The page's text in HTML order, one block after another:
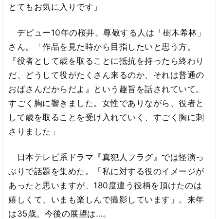
とてもお気に入りです」
デビュー10年の桜井。尊敬する人は「樹木希林」
さん。「作品を見た時から目指したいと思う方。
『役者として歳を取ることに抵抗を持ったら終わり
だ、どうして役がたくさん来るのか、それは普通の
おばさんだからだよ』という趣旨を話されていて。
すごく胸に響きました。女性でありながら、役者と
して歳を取ることを受け入れていく、すごく胸に刺
さりました」
日本テレビ系ドラマ『真犯人フラグ』では怪演っ
ぷりで話題を集めた。「私に対する役のイメージが
あったと思いますが、180度違う役柄を頂けたのは
嬉しくて、いまも楽しんで撮影しています」。来年
は35歳。今後の展望は…。